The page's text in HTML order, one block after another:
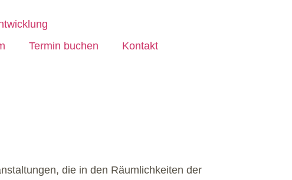
Termin buchen Kontakt
die in den Räumlichkeiten der